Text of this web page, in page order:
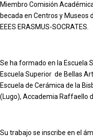
Miembro Comisión
becada en Centros y Museos
EEES ERASMUS-SOCRATES.
Se ha formado en la Escuela
Escuela Superior de Bellas
Escuela de Cerámica de la
(Lugo), Accademia Raffaello
Su trabajo se inscribe en el